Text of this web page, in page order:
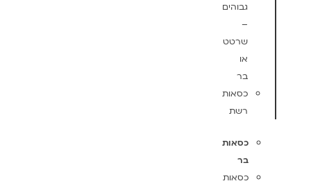
גבוהים
–
שרטט
או
בר
כסאות
רשת
כסאות
בר
כסאות